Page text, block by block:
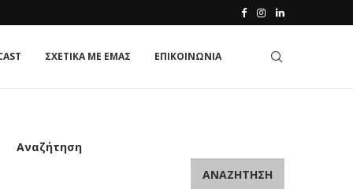
ΣΧΕΤΙΚΑ ΜΕ ΕΜΑΣ ΕΠΙΚΟΙΝΩΝΙΑ
Αναζήτηση
ΑΝΑΖΉΤΗΣΗ